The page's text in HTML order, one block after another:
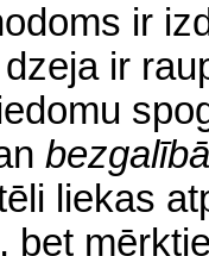
ir
ir
liekas
bet